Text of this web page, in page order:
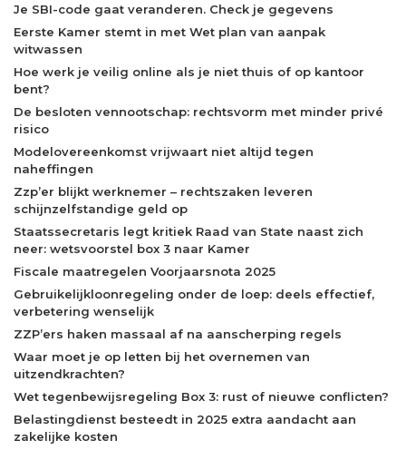
Je SBI-code gaat veranderen. Check je gegevens
Eerste Kamer stemt in met Wet plan van aanpak
witwassen
Hoe werk je veilig online als je niet thuis of op kantoor
bent?
De besloten vennootschap: rechtsvorm met minder privé
risico
Modelovereenkomst vrijwaart niet altijd tegen
naheffingen
Zzp’er blijkt werknemer – rechtszaken leveren
schijnzelfstandige geld op
Staatssecretaris legt kritiek Raad van State naast zich
neer: wetsvoorstel box 3 naar Kamer
Fiscale maatregelen Voorjaarsnota 2025
Gebruikelijkloonregeling onder de loep: deels effectief,
verbetering wenselijk
ZZP’ers haken massaal af na aanscherping regels
Waar moet je op letten bij het overnemen van
uitzendkrachten?
Wet tegenbewijsregeling Box 3: rust of nieuwe conflicten?
Belastingdienst besteedt in 2025 extra aandacht aan
zakelijke kosten